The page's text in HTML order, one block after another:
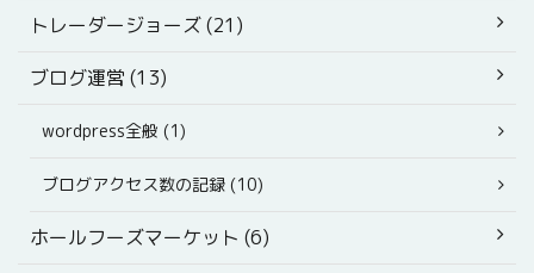
トレーダージョーズ (21)
ブログ運営 (13)
wordpress全般 (1)
ブログアクセス数の記録 (10)
ホールフーズマーケット (6)